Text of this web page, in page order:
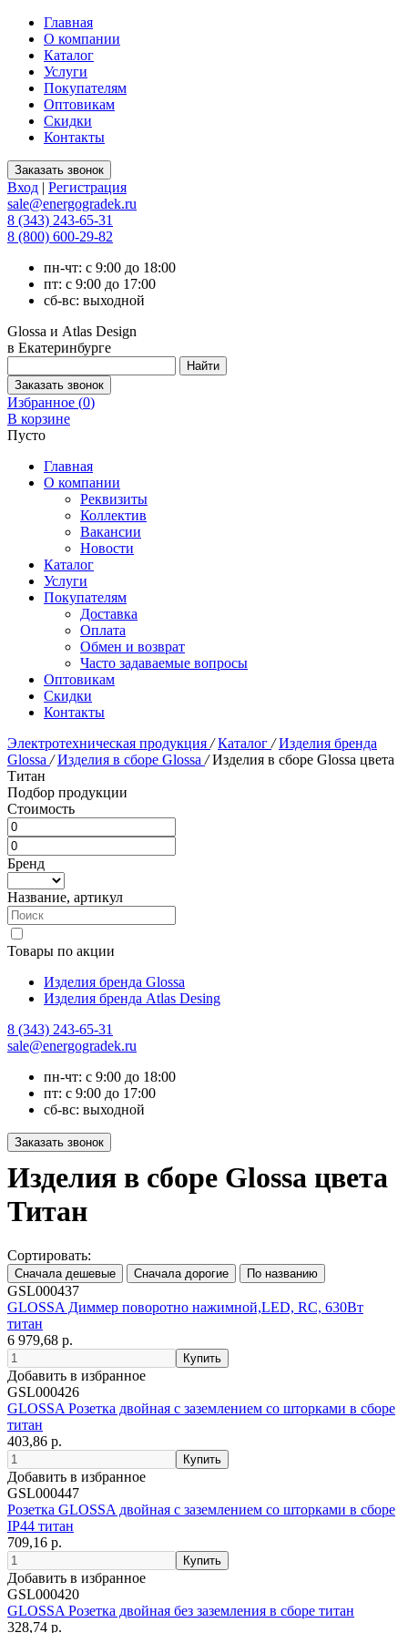
Главная
О компании
Каталог
Услуги
Покупателям
Оптовикам
Скидки
Контакты
Вход | Регистрация
sale@energogradek.ru
8 (343) 243-65-31
8 (800) 600-29-82
пн-чт: с 9:00 до 18:00
пт: с 9:00 до 17:00
сб-вс: выходной
Glossa и Atlas Design
в Екатеринбурге
Избранное (0)
В корзине
Пусто
Главная
О компании
Реквизиты
Коллектив
Вакансии
Новости
Каталог
Услуги
Покупателям
Доставка
Оплата
Обмен и возврат
Часто задаваемые вопросы
Оптовикам
Скидки
Контакты
Электротехническая продукция / Каталог / Изделия бренда
Glossa / Изделия в сборе Glossa / Изделия в сборе Glossa цвета
Титан
Подбор продукции
Стоимость
Бренд
Название, артикул
Товары по акции
Изделия бренда Glossa
Изделия бренда Atlas Desing
8 (343) 243-65-31
sale@energogradek.ru
пн-чт: с 9:00 до 18:00
пт: с 9:00 до 17:00
сб-вс: выходной
Изделия в сборе Glossa цвета
Титан
Сортировать:
GSL000437
GLOSSA Диммер поворотно нажимной,LED, RC, 630Вт
титан
6 979,68 р.
Добавить в избранное
GSL000426
GLOSSA Розетка двойная с заземлением со шторками в сборе
титан
403,86 р.
Добавить в избранное
GSL000447
Розетка GLOSSA двойная с заземлением со шторками в сборе
IP44 титан
709,16 р.
Добавить в избранное
GSL000420
GLOSSA Розетка двойная без заземления в сборе титан
328,74 р.